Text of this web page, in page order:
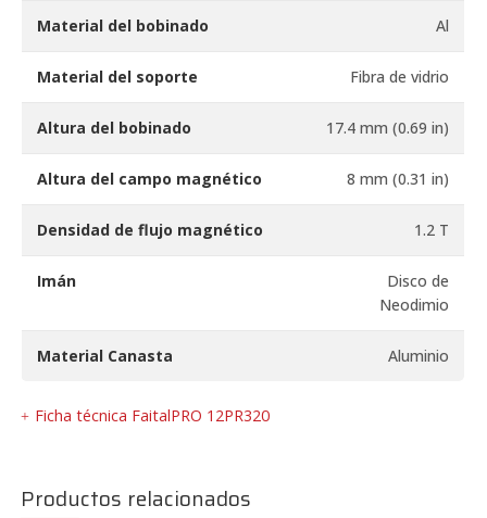
Material del bobinado Al
Material del soporte Fibra de vidrio
Altura del bobinado 17.4 mm (0.69 in)
Altura del campo magnético 8 mm (0.31 in)
Densidad de flujo magnético 1.2 T
Imán
Disco de
Neodimio
Material Canasta Aluminio
Ficha técnica FaitalPRO 12PR320
Productos relacionados